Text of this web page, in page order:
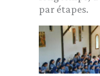
par étapes.